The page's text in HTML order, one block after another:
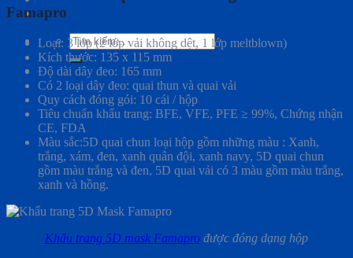
Tìm
kiếm:
Famapro
Loại: 3 lớp (2 lớp vải không dệt, 1 lớp meltblown)
Kích thước: 135 x 115 mm
Độ dài dây đeo: 165 mm
Có 2 loại dây đeo: quai thun và quai vải
Quy cách đóng gói: 10 cái / hộp
Tiêu chuẩn khẩu trang: BFE, VFE, PFE ≥ 99%, Chứng nhận
CE, FDA
Màu sắc:5D quai chun loại hộp gồm những màu : Xanh,
trắng, xám, đen, xanh quân đội, xanh navy, 5D quai chun
gồm màu trắng và đen, 5D quai vải có 3 màu gồm màu trắng,
xanh và hồng.
Khẩu trang 5D mask Famapro được đóng dạng hộp